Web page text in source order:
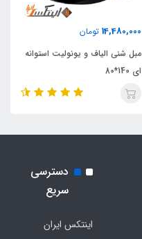
14,480,000 تومان
مبل شنی الیاف و یونولیت استوانه
ای 140*80
دسترسی
سریع
اینتکس ایران